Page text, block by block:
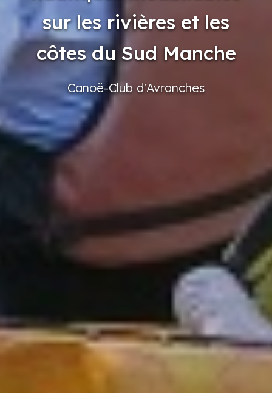
sur les rivières et les
côtes du Sud Manche
Canoë-Club d'Avranches